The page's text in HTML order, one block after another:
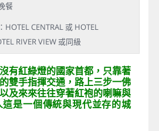
餐
HOTEL CENTRAL 或 HOTEL
RIVER VIEW 或同級
有紅綠燈的國家首都，只靠著
雙手指揮交通，路上三步一佛
及來來往往穿著紅袍的喇嘛與
是一個傳統與現代並存的城